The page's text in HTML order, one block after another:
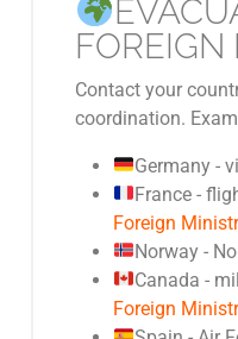
Contact your
coordination.
Germany -
France -
Foreign
Norway -
Canada -
Foreign